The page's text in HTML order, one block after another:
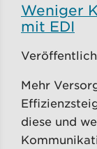
Weniger
mit EDI
Mehr
diese und